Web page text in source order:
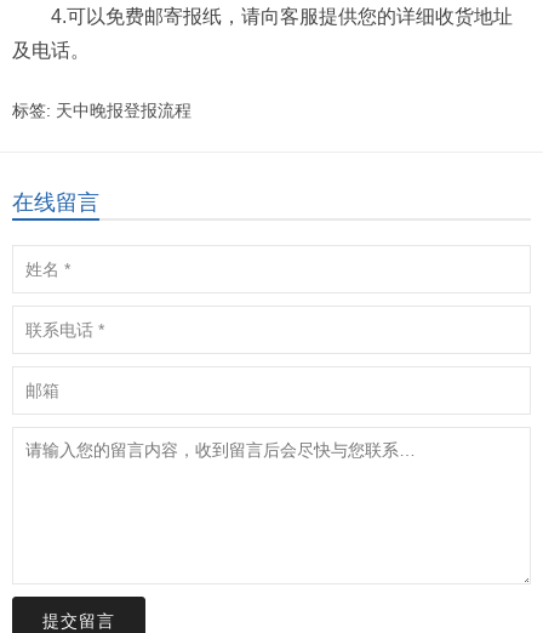
4.可以免费邮寄报纸，请向客服提供您的详细收货地址
及电话。
标签: 天中晚报登报流程
在线留言
提交留言